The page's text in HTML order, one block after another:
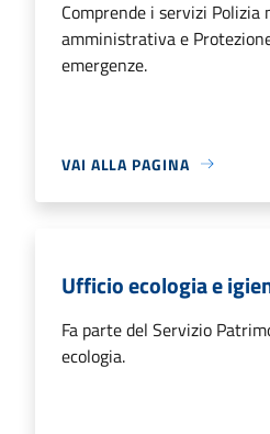
Comprende i servizi Polizia
amministrativa e
emergenze.
VAI ALLA PAGINA
Ufficio ecologia e
Fa parte del Servizio
ecologia.